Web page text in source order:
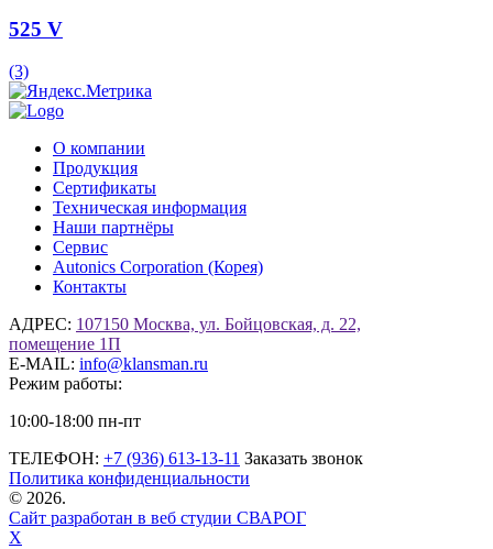
525 V
(3)
О компании
Продукция
Сертификаты
Техническая информация
Наши партнёры
Сервис
Autonics Corporation (Корея)
Контакты
АДРЕС: 107150 Москва, ул. Бойцовская, д. 22,
помещение 1П
E-MAIL: info@klansman.ru
Режим работы:
10:00-18:00 пн-пт
ТЕЛЕФОН: +7 (936) 613-13-11 Заказать звонок
Политика конфиденциальности
© 2026.
Сайт разработан в веб студии СВАРОГ
X